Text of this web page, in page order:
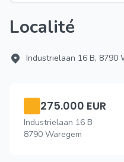
Localité
Industrielaan 16 B, 8790
275.000 EUR
Industrielaan 16 B
8790 Waregem